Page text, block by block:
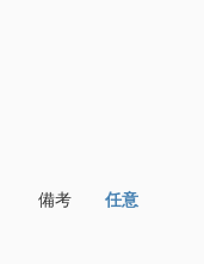
備考 任意